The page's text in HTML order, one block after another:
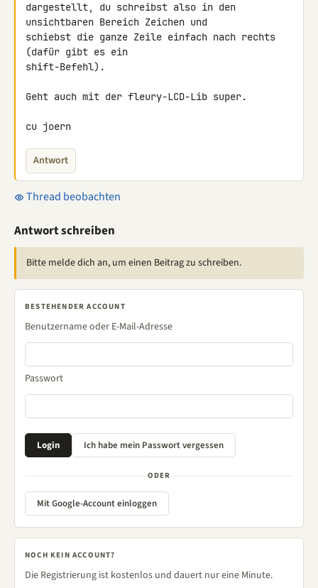
dargestellt, du schreibst also in den
unsichtbaren Bereich Zeichen und
schiebst die ganze Zeile einfach nach rechts
(dafür gibt es ein
shift-Befehl).
Geht auch mit der fleury-LCD-Lib super.
cu joern
Antwort
Thread beobachten
Antwort schreiben
Bitte melde dich an, um einen Beitrag zu schreiben.
BESTEHENDER ACCOUNT
Benutzername oder E-Mail-Adresse
Passwort
ODER
Mit Google-Account einloggen
NOCH KEIN ACCOUNT?
Die Registrierung ist kostenlos und dauert nur eine Minute.